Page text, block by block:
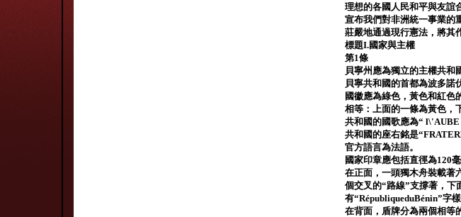
理想的各國人民和平與友誼
宣布我們對非洲統一事業的
莊嚴地通過現行憲法，將其
標題I.國家與主權
第1條
貝寧州應為獨立的主權共和
貝寧共和國的首都為波多諾
國徽應為綠色，黃色和紅色
相等：上面的一條為黃色，
共和國的國歌應為“ l\'AUBE
共和國的座右銘是
官方語言為法語。
國家印章應包括直徑為120
在正面，一頭獨木舟裝載著
個交叉的“路線”支撐著，下
有“RépubliqueduBénin”字樣
在背面，盾牌分為兩個相等